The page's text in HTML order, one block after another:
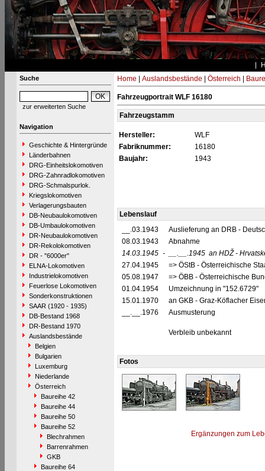
Suche
zur erweiterten Suche
Navigation
Geschichte & Hintergründe
Länderbahnen
DRG-Einheitslokomotiven
DRG-Zahnradlokomotiven
DRG-Schmalspurlok.
Kriegslokomotiven
Verlagerungsbauten
DB-Neubaulokomotiven
DB-Umbaulokomotiven
DR-Neubaulokomotiven
DR-Rekolokomotiven
DR - "6000er"
ELNA-Lokomotiven
Industrielokomotiven
Feuerlose Lokomotiven
Sonderkonstruktionen
SAAR (1920 - 1935)
DB-Bestand 1968
DR-Bestand 1970
Auslandsbestände
Belgien
Bulgarien
Luxemburg
Niederlande
Österreich
Baureihe 42
Baureihe 44
Baureihe 50
Baureihe 52
Blechrahmen
Barrenrahmen
GKB
Baureihe 64
Home Auslandsbestände Österreich
Fahrzeugportrait WLF 16180
Fahrzeugstamm
Hersteller:
WLF
Fabriknummer:
16180
Baujahr:
1943
Lebenslauf
__.03.1943
Auslieferung an DRB -
08.03.1943
Abnahme
14.03.1945 - __.__.1945 an HDŽ -
27.04.1945
=> ÖStB - Österreichische
05.08.1947
=> ÖBB - Österreichische
01.04.1954
Umzeichnung in "152.6729"
15.01.1970
an GKB - Graz-Köflacher
__.__.1976
Ausmusterung
Verbleib unbekannt
Fotos
Ergänzungen zum